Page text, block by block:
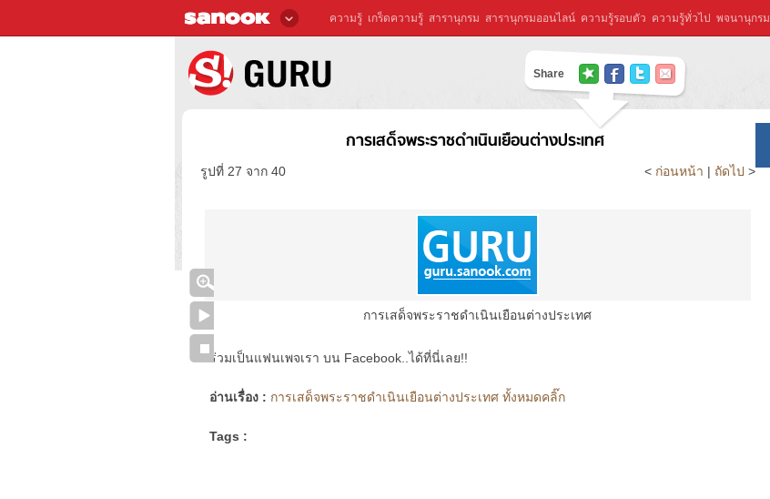
ความรู้ เกร็ดความรู้ สารานุกรม สารานุกรมออนไลน์ ความรู้รอบตัว ความรู้ทั่วไป พจนานุกรม
Share
การเสด็จพระราชดำเนินเยือนต่างประเทศ
รูปที่ 27 จาก 40 < ก่อนหน้า | ถัดไป >
การเสด็จพระราชดำเนินเยือนต่างประเทศ
ร่วมเป็นแฟนเพจเรา บน Facebook..ได้ที่นี่เลย!!
อ่านเรื่อง : การเสด็จพระราชดำเนินเยือนต่างประเทศ ทั้งหมดคลิ๊ก
Tags :